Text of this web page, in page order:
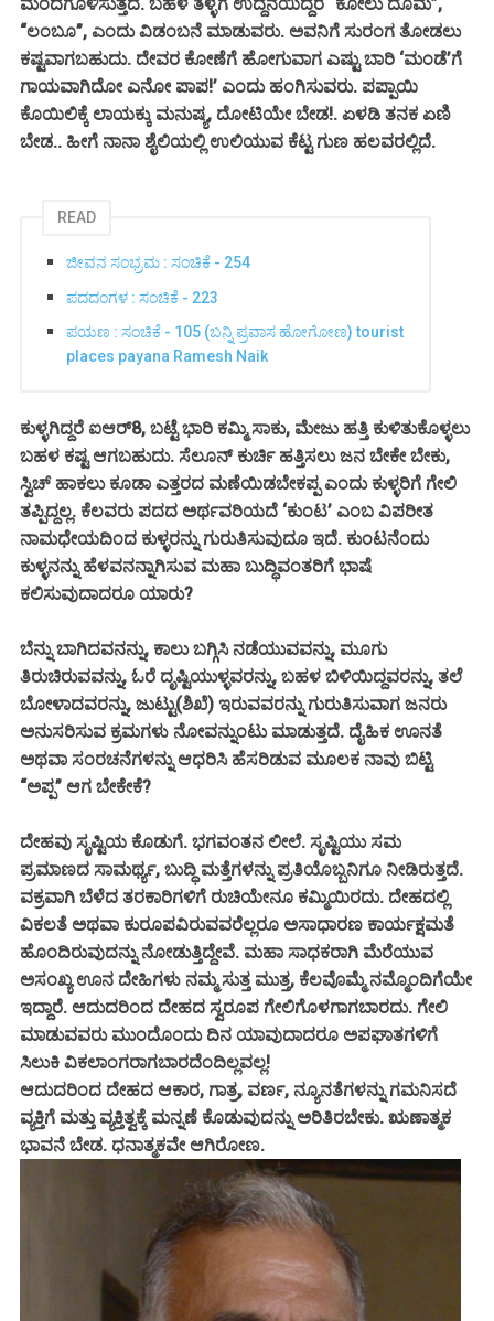
“ಲಂಬೂ”, ಎಂದು ವಿಡಂಬನೆ ಮಾಡುವರು. ಅವನಿಗೆ ಸುರಂಗ ತೋಡಲು
ಕಷ್ಟವಾಗಬಹುದು. ದೇವರ ಕೋಣೆಗೆ ಹೋಗುವಾಗ ಎಷ್ಟು ಬಾರಿ ‘ಮಂಡೆ’ಗೆ
ಗಾಯವಾಗಿದೋ ಎನೋ ಪಾಪ!’ ಎಂದು ಹಂಗಿಸುವರು. ಪಪ್ಪಾಯಿ
ಕೊಯಿಲಿಕ್ಕೆ ಲಾಯಕ್ಕು ಮನುಷ್ಯ, ದೋಟಿಯೇ ಬೇಡ!. ಏಳಡಿ ತನಕ ಏಣಿ
ಬೇಡ.. ಹೀಗೆ ನಾನಾ ಶೈಲಿಯಲ್ಲಿ ಉಲಿಯುವ ಕೆಟ್ಟ ಗುಣ ಹಲವರಲ್ಲಿದೆ.
READ
ಜೀವನ ಸಂಭ್ರಮ : ಸಂಚಿಕೆ - 254
ಪದದಂಗಳ : ಸಂಚಿಕೆ - 223
ಪಯಣ : ಸಂಚಿಕೆ - 105 (ಬನ್ನಿ ಪ್ರವಾಸ ಹೋಗೋಣ) tourist
places payana Ramesh Naik
ಕುಳ್ಳಗಿದ್ದರೆ ಐಆರ್8, ಬಟ್ಟೆ ಭಾರಿ ಕಮ್ಮಿ ಸಾಕು, ಮೇಜು ಹತ್ತಿ ಕುಳಿತುಕೊಳ್ಳಲು
ಬಹಳ ಕಷ್ಟ ಆಗಬಹುದು. ಸೆಲೂನ್ ಕುರ್ಚಿ ಹತ್ತಿಸಲು ಜನ ಬೇಕೇ ಬೇಕು,
ಸ್ವಿಚ್ ಹಾಕಲು ಕೂಡಾ ಎತ್ತರದ ಮಣೆಯಿಡಬೇಕಪ್ಪ ಎಂದು ಕುಳ್ಳರಿಗೆ ಗೇಲಿ
ತಪ್ಪಿದ್ದಲ್ಲ. ಕೆಲವರು ಪದದ ಅರ್ಥವರಿಯದೆ ‘ಕುಂಟ’ ಎಂಬ ವಿಪರೀತ
ನಾಮಧೇಯದಿಂದ ಕುಳ್ಳರನ್ನು ಗುರುತಿಸುವುದೂ ಇದೆ. ಕುಂಟನೆಂದು
ಕುಳ್ಳನನ್ನು ಹೆಳವನನ್ನಾಗಿಸುವ ಮಹಾ ಬುದ್ಧಿವಂತರಿಗೆ ಭಾಷೆ
ಕಲಿಸುವುದಾದರೂ ಯಾರು?
ಬೆನ್ನು ಬಾಗಿದವನನ್ನು, ಕಾಲು ಬಗ್ಗಿಸಿ ನಡೆಯುವವನ್ನು, ಮೂಗು
ತಿರುಚಿರುವವನ್ನು, ಓರೆ ದೃಷ್ಟಿಯುಳ್ಳವರನ್ನು, ಬಹಳ ಬಿಳಿಯಿದ್ದವರನ್ನು, ತಲೆ
ಬೋಳಾದವರನ್ನು, ಜುಟ್ಟು(ಶಿಖೆ) ಇರುವವರನ್ನು ಗುರುತಿಸುವಾಗ ಜನರು
ಅನುಸರಿಸುವ ಕ್ರಮಗಳು ನೋವನ್ನುಂಟು ಮಾಡುತ್ತದೆ. ದೈಹಿಕ ಊನತೆ
ಅಥವಾ ಸಂರಚನೆಗಳನ್ನು ಆಧರಿಸಿ ಹೆಸರಿಡುವ ಮೂಲಕ ನಾವು ಬಿಟ್ಟಿ
“ಅಪ್ಪ” ಆಗ ಬೇಕೇಕೆ?
ದೇಹವು ಸೃಷ್ಟಿಯ ಕೊಡುಗೆ. ಭಗವಂತನ ಲೀಲೆ. ಸೃಷ್ಟಿಯು ಸಮ
ಪ್ರಮಾಣದ ಸಾಮರ್ಥ್ಯ, ಬುದ್ಧಿ ಮತ್ತೆಗಳನ್ನು ಪ್ರತಿಯೊಬ್ಬನಿಗೂ ನೀಡಿರುತ್ತದೆ.
ವಕ್ರವಾಗಿ ಬೆಳೆದ ತರಕಾರಿಗಳಿಗೆ ರುಚಿಯೇನೂ ಕಮ್ಮಿಯಿರದು. ದೇಹದಲ್ಲಿ
ವಿಕಲತೆ ಅಥವಾ ಕುರೂಪವಿರುವವರೆಲ್ಲರೂ ಅಸಾಧಾರಣ ಕಾರ್ಯಕ್ಷಮತೆ
ಹೊಂದಿರುವುದನ್ನು ನೋಡುತ್ತಿದ್ದೇವೆ. ಮಹಾ ಸಾಧಕರಾಗಿ ಮೆರೆಯುವ
ಅಸಂಖ್ಯ ಊನ ದೇಹಿಗಳು ನಮ್ಮ ಸುತ್ತ ಮುತ್ತ, ಕೆಲವೊಮ್ಮೆ ನಮ್ಮೊಂದಿಗೆಯೇ
ಇದ್ದಾರೆ. ಆದುದರಿಂದ ದೇಹದ ಸ್ವರೂಪ ಗೇಲಿಗೊಳಗಾಗಬಾರದು. ಗೇಲಿ
ಮಾಡುವವರು ಮುಂದೊಂದು ದಿನ ಯಾವುದಾದರೂ ಅಪಘಾತಗಳಿಗೆ
ಸಿಲುಕಿ ವಿಕಲಾಂಗರಾಗಬಾರದೆಂದಿಲ್ಲವಲ್ಲ!
ಆದುದರಿಂದ ದೇಹದ ಆಕಾರ, ಗಾತ್ರ, ವರ್ಣ, ನ್ಯೂನತೆಗಳನ್ನು ಗಮನಿಸದೆ
ವ್ಯಕ್ತಿಗೆ ಮತ್ತು ವ್ಯಕ್ತಿತ್ವಕ್ಕೆ ಮನ್ನಣೆ ಕೊಡುವುದನ್ನು ಅರಿತಿರಬೇಕು. ಋಣಾತ್ಮಕ
ಭಾವನೆ ಬೇಡ. ಧನಾತ್ಮಕವೇ ಆಗಿರೋಣ.